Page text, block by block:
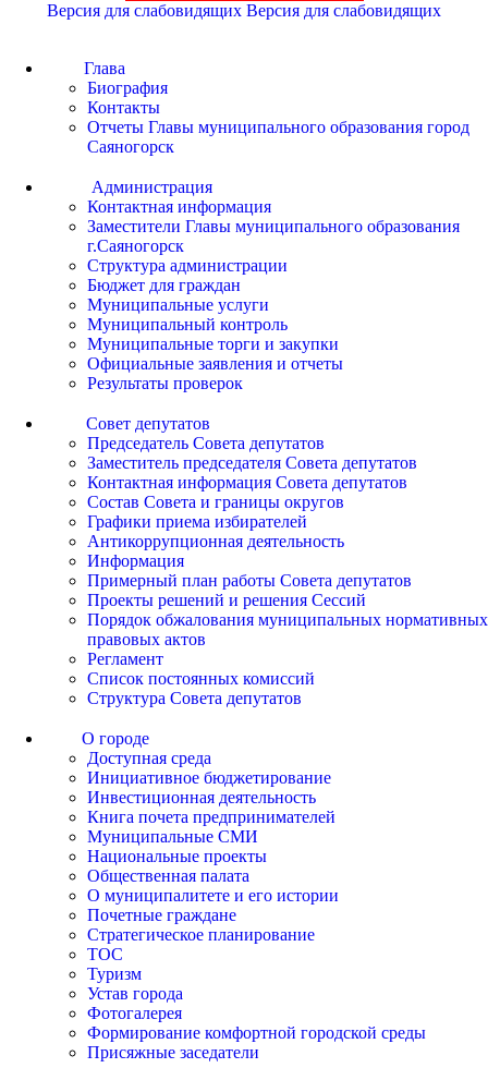
Версия для слабовидящих Версия для слабовидящих
Глава
Биография
Контакты
Отчеты Главы муниципального образования город
Саяногорск
Администрация
Контактная информация
Заместители Главы муниципального образования
г.Саяногорск
Структура администрации
Бюджет для граждан
Муниципальные услуги
Муниципальный контроль
Муниципальные торги и закупки
Официальные заявления и отчеты
Результаты проверок
Совет депутатов
Председатель Совета депутатов
Заместитель председателя Совета депутатов
Контактная информация Совета депутатов
Состав Совета и границы округов
Графики приема избирателей
Антикоррупционная деятельность
Информация
Примерный план работы Совета депутатов
Проекты решений и решения Сессий
Порядок обжалования муниципальных нормативных
правовых актов
Регламент
Список постоянных комиссий
Структура Совета депутатов
О городе
Доступная среда
Инициативное бюджетирование
Инвестиционная деятельность
Книга почета предпринимателей
Муниципальные СМИ
Национальные проекты
Общественная палата
О муниципалитете и его истории
Почетные граждане
Стратегическое планирование
ТОС
Туризм
Устав города
Фотогалерея
Формирование комфортной городской среды
Присяжные заседатели